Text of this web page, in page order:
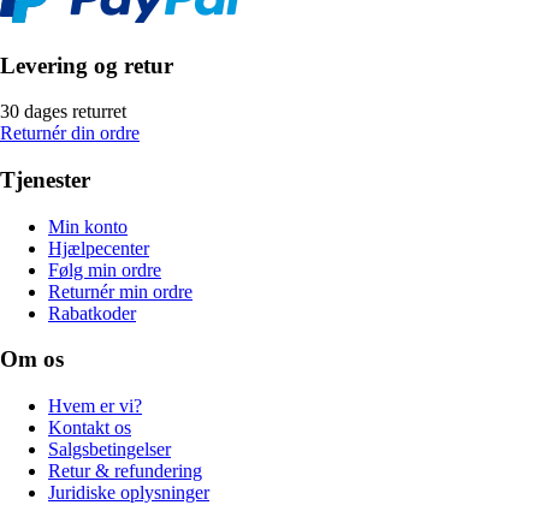
Levering og retur
30 dages returret
Returnér din ordre
Tjenester
Min konto
Hjælpecenter
Følg min ordre
Returnér min ordre
Rabatkoder
Om os
Hvem er vi?
Kontakt os
Salgsbetingelser
Retur & refundering
Juridiske oplysninger